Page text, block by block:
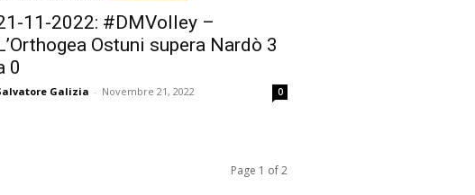
11-2022: #DMVolley –
Ostuni supera Nardò 3
0
Galizia - Novembre 21, 2022 0
Page 1 of 2